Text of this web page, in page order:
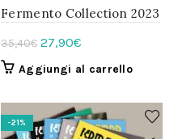
Fermento Collection 2023
35,40€ Il
prezzo
era:
35,40€.
27,90€
prezzo
è:
27,90€.
Aggiungi al carrello
-21%